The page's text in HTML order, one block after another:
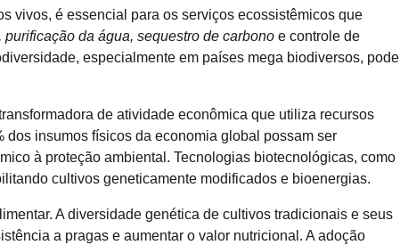
vivos, é essencial para os serviços ecossistêmicos que
purificação da água, sequestro de carbono e controle de
especialmente em países mega biodiversos, pode
de atividade econômica que utiliza recursos
insumos físicos da economia global possam ser
à proteção ambiental. Tecnologias biotecnológicas, como
cultivos geneticamente modificados e bioenergias.
A diversidade genética de cultivos tradicionais e seus
a pragas e aumentar o valor nutricional. A adoção